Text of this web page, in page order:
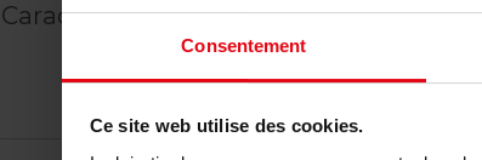
Consentement
Ce site web utilise des cookies.
Caractéristiques